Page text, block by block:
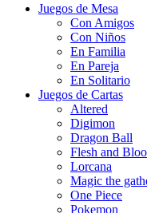
Juegos de Mesa
Con Amigos
Con Niños
En Familia
En Pareja
En Solitario
Juegos de Cartas
Altered
Digimon
Dragon Ball
Flesh and
Lorcana
Magic the
One Piece
Pokemon